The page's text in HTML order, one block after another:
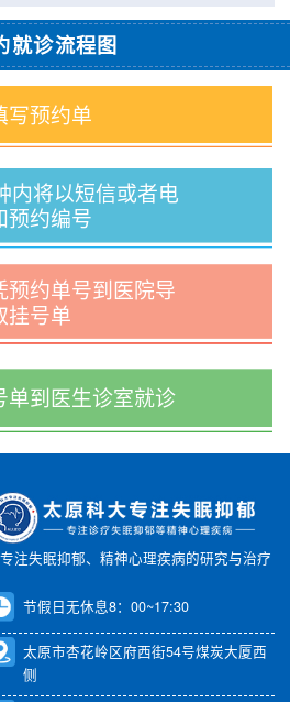
就诊流程图
写预约单
内将以短信或者电
预约编号
预约单号到医院导
挂号单
单到医生诊室就诊
注失眠抑郁、精神心理疾病的研究与治疗
节假日无休息8：00~17:30
太原市杏花岭区府西街54号煤炭大厦西
侧